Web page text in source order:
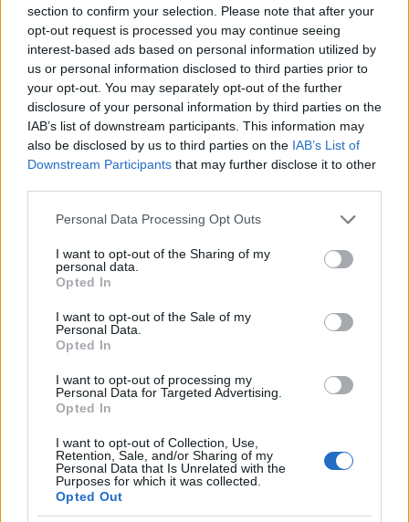
section to confirm your selection. Please note that after your
opt-out request is processed you may continue seeing
interest-based ads based on personal information utilized by
us or personal information disclosed to third parties prior to
your opt-out. You may separately opt-out of the further
disclosure of your personal information by third parties on the
IAB’s list of downstream participants. This information may
also be disclosed by us to third parties on the IAB’s List of
Downstream Participants that may further disclose it to other
Please note that this website/app uses one or more Google
not limited to your visit or usage behaviour. You may click to
grant or deny consent to Google and its third-party tags to
use your data for below specified purposes in below Google
consent section.
Personal Data Processing Opt Outs
I want to opt-out of the Sharing of my
personal data.
Opted In
I want to opt-out of the Sale of my
Personal Data.
Opted In
I want to opt-out of processing my
Personal Data for Targeted Advertising.
Opted In
I want to opt-out of Collection, Use,
Retention, Sale, and/or Sharing of my
Personal Data that Is Unrelated with the
Purposes for which it was collected.
Opted Out
Ha valamivel szuper lehet megtanulni az egyes
betűket, azok felépítését, akkor az az Alphabuild
szett. Szerintem talán még arra is használható, hogy
a finommotoros mozgásokkal küszködő gyerekeknél
segítsen az írás tanulásában.